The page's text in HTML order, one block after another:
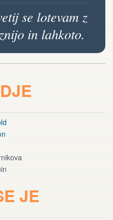
se lotevam z
in lahkoto.
JE